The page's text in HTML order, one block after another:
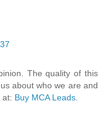
The quality of this
about who we are and
at: Buy MCA Leads